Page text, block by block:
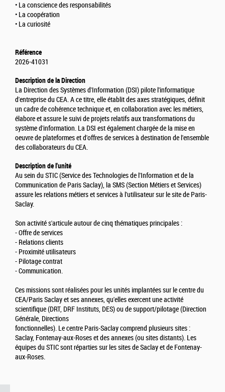
• La conscience des responsabilités
• La coopération
• La curiosité
Référence
2026-41031
Description de la Direction
La Direction des Systèmes d'Information (DSI) pilote l'informatique
d'entreprise du CEA. A ce titre, elle établit des axes stratégiques, définit
un cadre de cohérence technique et, en collaboration avec les métiers,
élabore et assure le suivi de projets relatifs aux transformations du
système d'information. La DSI est également chargée de la mise en
oeuvre de plateformes et d'offres de services à destination de l'ensemble
des collaborateurs du CEA.
Description de l'unité
Au sein du STIC (Service des Technologies de l'Information et de la
Communication de Paris Saclay), la SMS (Section Métiers et Services)
assure les relations métiers et services à l'utilisateur sur le site de Paris-
Saclay.
Son activité s'articule autour de cinq thématiques principales :
- Offre de services
- Relations clients
- Proximité utilisateurs
- Pilotage contrat
- Communication.
Ces missions sont réalisées pour les unités implantées sur le centre du
CEA/Paris Saclay et ses annexes, qu'elles exercent une activité
scientifique (DRT, DRF Instituts, DES) ou de support/pilotage (Direction
Générale, Directions
fonctionnelles). Le centre Paris-Saclay comprend plusieurs sites :
Saclay, Fontenay-aux-Roses et des annexes (ou sites distants). Les
équipes du STIC sont réparties sur les sites de Saclay et de Fontenay-
aux-Roses.